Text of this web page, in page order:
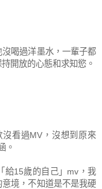
喝過洋墨水，一輩子都
開放的心態和求知慾。
看過MV，沒想到原來
。
給15歲的自己」mv，我
境，不知道是不是我硬